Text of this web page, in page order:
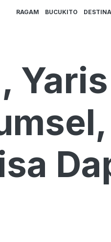
RAGAM BUCUKITO